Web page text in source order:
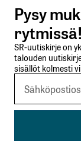
Lähetä
Pysy
rytmissä!
SR-uutiskirje on
talouden
sisällöt kolmesti